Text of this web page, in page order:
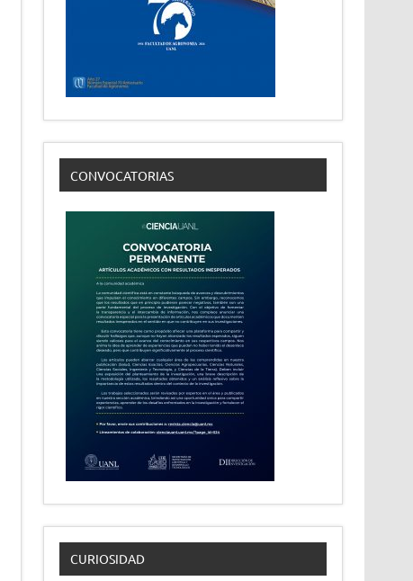
CONVOCATORIAS
CURIOSIDAD